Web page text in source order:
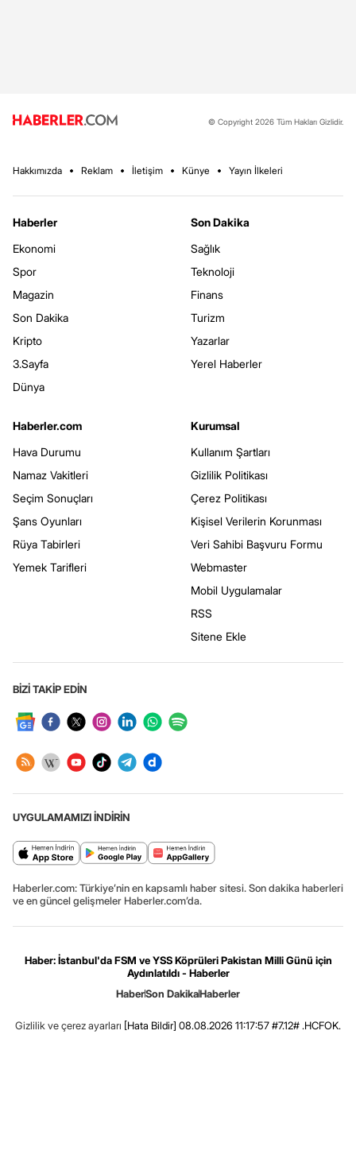
© Copyright 2026 Tüm Hakları Gizlidir.
Hakkımızda Reklam İletişim Künye Yayın İlkeleri
Haberler
Ekonomi
Spor
Magazin
Son Dakika
Kripto
3.Sayfa
Dünya
Son Dakika
Sağlık
Teknoloji
Finans
Turizm
Yazarlar
Yerel Haberler
Haberler.com
Hava Durumu
Namaz Vakitleri
Seçim Sonuçları
Şans Oyunları
Rüya Tabirleri
Yemek Tarifleri
Kurumsal
Kullanım Şartları
Gizlilik Politikası
Çerez Politikası
Kişisel Verilerin Korunması
Veri Sahibi Başvuru Formu
Webmaster
Mobil Uygulamalar
RSS
Sitene Ekle
BİZİ TAKİP EDİN
UYGULAMAMIZI İNDİRİN
Haberler.com: Türkiye’nin en kapsamlı haber sitesi. Son dakika haberleri
ve en güncel gelişmeler Haberler.com’da.
Haber: İstanbul'da FSM ve YSS Köprüleri Pakistan Milli Günü için
Aydınlatıldı - Haberler
HaberSon DakikaHaberler
Gizlilik ve çerez ayarları [Hata Bildir] 08.08.2026 11:17:57 #7.12# .HCFOK.